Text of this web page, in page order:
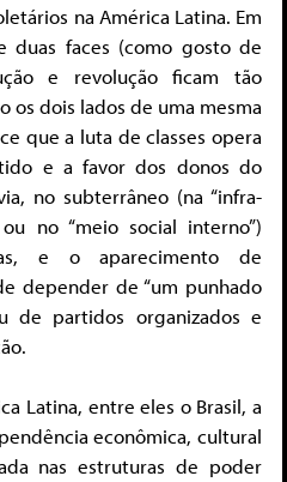
na América Latina. Em
duas faces (como gosto de
e revolução ficam tão
os dois lados de uma mesma
que a luta de classes opera
e a favor dos donos do
no subterrâneo (na “infra-
no “meio social interno”)
e o aparecimento de
depender de “um punhado
de partidos organizados e
Latina, entre eles o Brasil, a
econômica, cultural
nas estruturas de poder